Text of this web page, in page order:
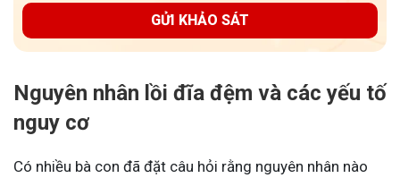
GỬI KHẢO SÁT
Nguyên nhân lồi đĩa đệm và các yếu tố
nguy cơ
Có nhiều bà con đã đặt câu hỏi rằng nguyên nhân nào